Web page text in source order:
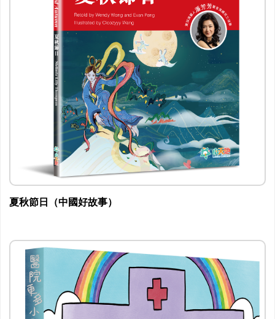
夏秋節日（中國好故事）